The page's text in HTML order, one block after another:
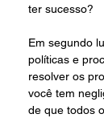
ter sucesso?
Em segundo
políticas e
resolver os
você tem
de que todos